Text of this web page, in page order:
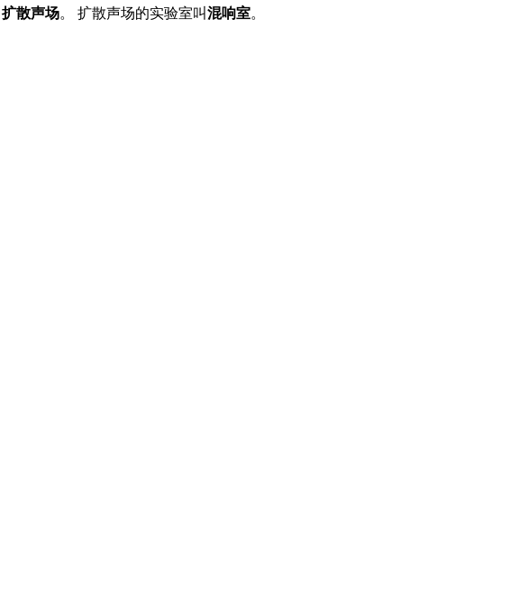
扩散声场。 扩散声场的实验室叫混响室。